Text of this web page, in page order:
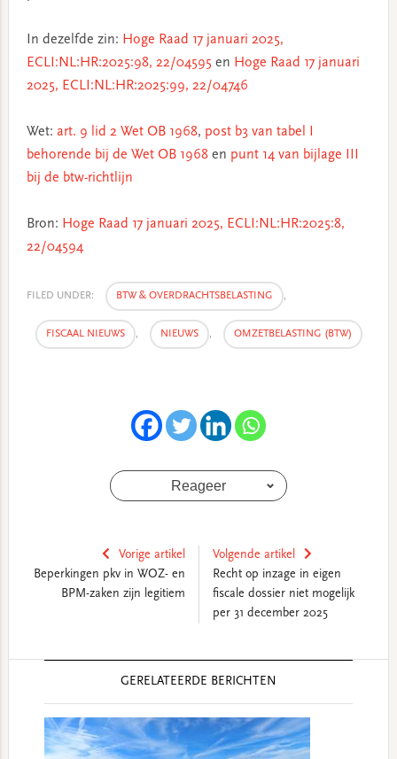
In dezelfde zin: Hoge Raad 17 januari 2025,
ECLI:NL:HR:2025:98, 22/04595 en Hoge Raad 17 januari
2025, ECLI:NL:HR:2025:99, 22/04746
Wet: art. 9 lid 2 Wet OB 1968, post b3 van tabel I
behorende bij de Wet OB 1968en punt 14 van bijlage III
bij de btw-richtlijn
Bron: Hoge Raad 17 januari 2025, ECLI:NL:HR:2025:8,
22/04594
FILED UNDER: BTW & OVERDRACHTSBELASTING ,
FISCAAL NIEUWS , NIEUWS , OMZETBELASTING (BTW)
Reageer
Vorige artikel
Beperkingen pkv in WOZ- en
BPM-zaken zijn legitiem
Volgende artikel
Recht op inzage in eigen
fiscale dossier niet mogelijk
per 31 december 2025
GERELATEERDE BERICHTEN